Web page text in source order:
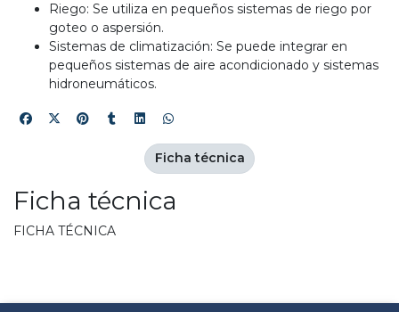
Riego: Se utiliza en pequeños sistemas de riego por
goteo o aspersión.
Sistemas de climatización: Se puede integrar en
pequeños sistemas de aire acondicionado y sistemas
hidroneumáticos.
Ficha técnica
FICHA TÉCNICA
Ficha técnica